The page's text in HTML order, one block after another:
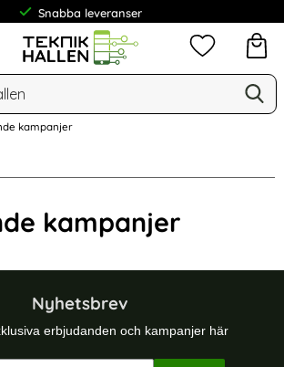
Snabba leveranser
Mina
kampanjer
kampanjer
Nyhetsbrev
erbjudanden och kampanjer här